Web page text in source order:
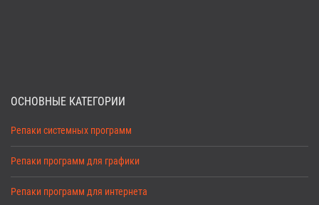
ОСНОВНЫЕ КАТЕГОРИИ
Репаки системных программ
Репаки программ для графики
Репаки программ для интернета